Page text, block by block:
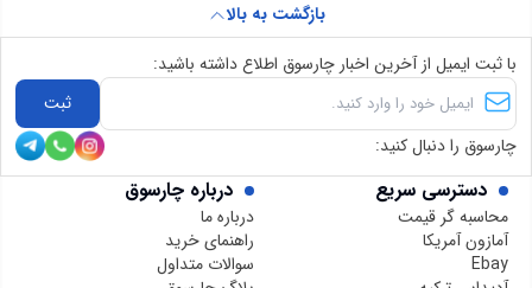
دسترسی سریع
محاسبه گر قیمت
آمازون آمریکا
Ebay
درباره چارسوق
درباره ما
راهنمای خرید
سوالات متداول
بازگشت به بالا
با ثبت ایمیل از آخرین اخبار چارسوق اطلاع داشته باشید:
ثبت
چارسوق را دنبال کنید: